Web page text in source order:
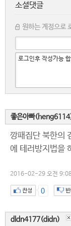
소셜댓글
원하는 계정으로
좋은아빠
깡패집단 북한의
에 테러방지법을
2016-02-29 오전
0
dldn4177(didn)